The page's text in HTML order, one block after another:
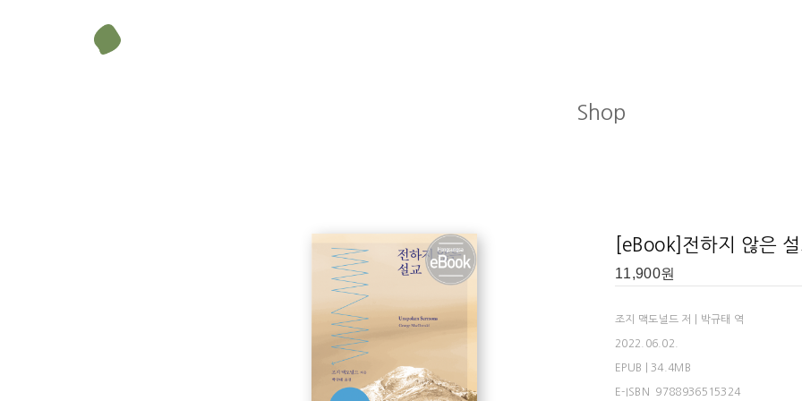
Shop
[eBook]전하지 않은
11,900원
조지 맥도널드 저 | 박규태 역
2022.06.02.
EPUB | 34.4MB
E-ISBN 9788936515324
설교, 아동잡지 편집 일과 문필 생활을 하며 가족을 부양했다. 1851년 루이사 파월Louisa Powell과 결혼한 뒤 열한 명의 자녀를 낳았는
데, 전 가족이 극단을 구성해 공연을 하기도 했다. 평소 그는 어머니를 앗아간 결핵을 앓았고, 극심한 가난에 시달렸다. 그런 가운데서도 명
랑함과 유쾌함을 보이며 여러 사람들에게 환대를 베풀었다. 자녀 가운데 네 명을 병으로 잃고 노년에 아내 역시 먼저 떠나보내는 슬픔을 겪
은 뒤에는 말문을 닫은 채 침묵 속에서 지냈다. 1905년 9월 18일 세상을 떠났다.
소설, 동화, 시집, 설교집, 문학비평서 등 맥도널드가 쓴 책은 50여 권에 달한다. 사실주의 소설이 유행하고 엄격한 문화적·사회적 차별이
만연했던 빅토리아 시대의 한복판에서, 풍부한 상상력을 통해 신선한 충격과 더불어 위로와 희망을 전했다. 오늘날 ‘판타지의 아버지’로 불
리는 그는 루이스 캐럴, J. R. R.톨킨, C. S.루이스, G. K. 체스터튼에게 큰 영향을 미쳤다. 행복한 가정 생활과 깊은 신앙심에서 우러나와